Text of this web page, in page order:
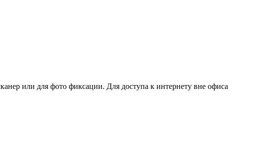
или для фото фиксации. Для доступа к интернету вне офиса